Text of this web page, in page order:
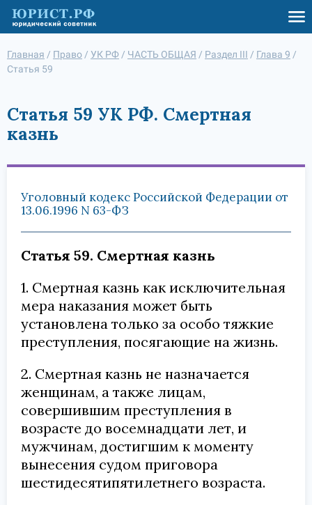
Главная / Право / УК РФ / ЧАСТЬ ОБЩАЯ / Раздел III / Глава 9 /
Статья 59
Статья 59 УК РФ. Смертная
казнь
Уголовный кодекс Российской Федерации от
13.06.1996 N 63-ФЗ
Статья 59. Смертная казнь
1. Смертная казнь как исключительная
мера наказания может быть
установлена только за особо тяжкие
преступления, посягающие на жизнь.
2. Смертная казнь не назначается
женщинам, а также лицам,
совершившим преступления в
возрасте до восемнадцати лет, и
мужчинам, достигшим к моменту
вынесения судом приговора
шестидесятипятилетнего возраста.